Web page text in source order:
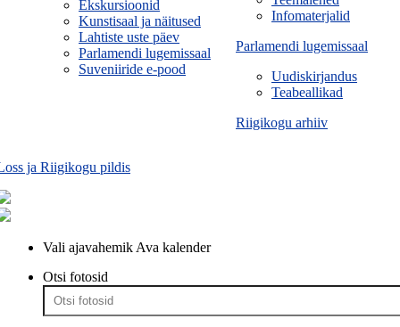
Infomaterjalid
Parlamendi lugemissaal
Uudiskirjandus
Teabeallikad
Riigikogu arhiiv
Ekskursioonid
Kunstisaal ja näitused
Lahtiste uste päev
Parlamendi lugemissaal
Suveniiride e-pood
ja Riigikogu pildis
Vali ajavahemik Ava kalender
Otsi fotosid